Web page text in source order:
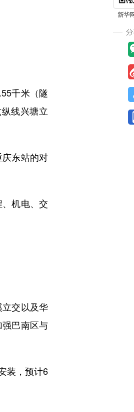
千米（隧
线兴塘立
东站的对
机电、交
交以及华
巴南区与
装，预计6